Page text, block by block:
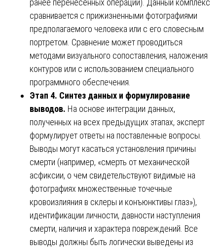
ранее перенесенных операций). Данный комплекс
сравнивается с прижизненными фотографиями
предполагаемого человека или с его словесным
портретом. Сравнение может проводиться
методами визуального сопоставления, наложения
контуров или с использованием специального
программного обеспечения.
Этап 4. Синтез данных и формулирование
выводов. На основе интеграции данных,
полученных на всех предыдущих этапах, эксперт
формулирует ответы на поставленные вопросы.
Выводы могут касаться установления причины
смерти (например, «смерть от механической
асфиксии, о чем свидетельствуют видимые на
фотографиях множественные точечные
кровоизлияния в склеры и конъюнктивы глаз»),
идентификации личности, давности наступления
смерти, наличия и характера повреждений. Все
выводы должны быть логически выведены из